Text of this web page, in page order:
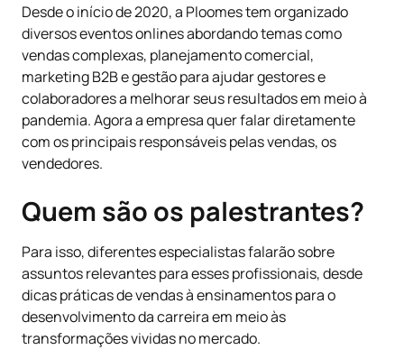
Desde o início de 2020, a Ploomes tem organizado
diversos eventos onlines abordando temas como
vendas complexas, planejamento comercial,
marketing B2B e gestão para ajudar gestores e
colaboradores a melhorar seus resultados em meio à
pandemia. Agora a empresa quer falar diretamente
com os principais responsáveis pelas vendas, os
vendedores.
Quem são os palestrantes?
Para isso, diferentes especialistas falarão sobre
assuntos relevantes para esses profissionais, desde
dicas práticas de vendas à ensinamentos para o
desenvolvimento da carreira em meio às
transformações vividas no mercado.